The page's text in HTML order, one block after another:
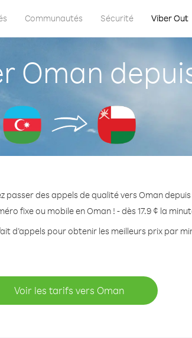
Communautés Sécurité Viber Out
Oman
passer des appels de qualité vers Oman
fixe ou mobile en Oman ! - dès 17.9 ¢ la
d’appels pour obtenir les meilleurs prix par
Voir les tarifs vers Oman